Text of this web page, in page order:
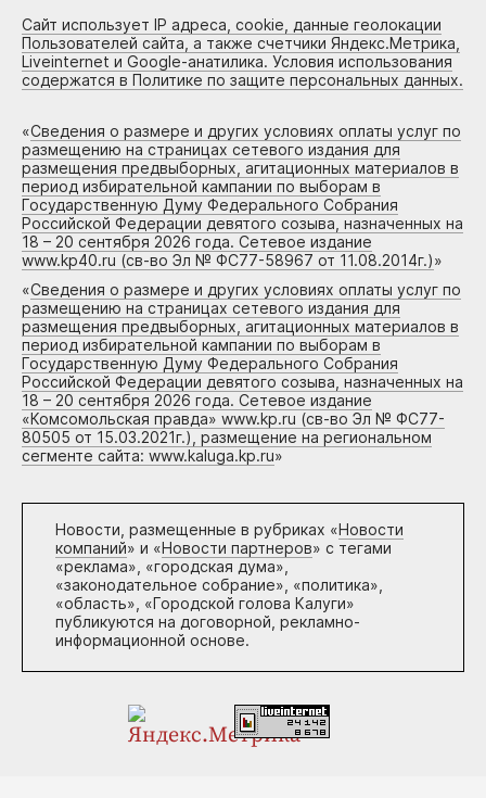
Сайт использует IP адреса, cookie, данные геолокации
Пользователей сайта, а также счетчики Яндекс.Метрика,
Liveinternet и Google-анатилика. Условия использования
содержатся в Политике по защите персональных данных.
«Сведения о размере и других условиях оплаты услуг по
размещению на страницах сетевого издания для
размещения предвыборных, агитационных материалов в
период избирательной кампании по выборам в
Государственную Думу Федерального Собрания
Российской Федерации девятого созыва, назначенных на
18 – 20 сентября 2026 года. Сетевое издание
www.kp40.ru (св-во Эл № ФС77-58967 от 11.08.2014г.)»
«Сведения о размере и других условиях оплаты услуг по
размещению на страницах сетевого издания для
размещения предвыборных, агитационных материалов в
период избирательной кампании по выборам в
Государственную Думу Федерального Собрания
Российской Федерации девятого созыва, назначенных на
18 – 20 сентября 2026 года. Сетевое издание
«Комсомольская правда» www.kp.ru (св-во Эл № ФС77-
80505 от 15.03.2021г.), размещение на региональном
сегменте сайта: www.kaluga.kp.ru»
Новости, размещенные в рубриках «Новости
компаний» и «Новости партнеров» с тегами
«реклама», «городская дума»,
«законодательное собрание», «политика»,
«область», «Городской голова Калуги»
публикуются на договорной, рекламно-
информационной основе.